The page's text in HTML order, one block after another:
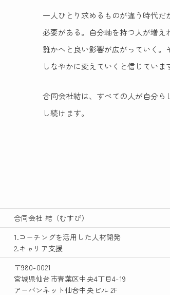
一人ひとり求めるものが違う時代
必要がある。自分軸を持つ人が増
誰かへと良い影響が広がっていく。
しなやかに変えていくと信じていま
合同会社結は、すべての人が自分
し続けます。
合同会社 結（むすび）
1.コーチングを活用した人材開発
2.キャリア支援
〒980-0021
宮城県仙台市青葉区中央4丁目4-19
アーバンネット仙台中央ビル 2F